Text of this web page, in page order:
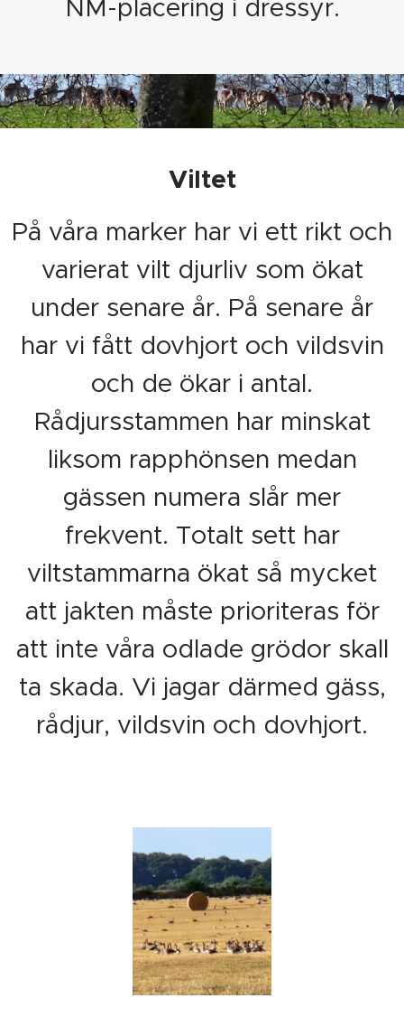
NM-placering i dressyr.
Viltet
På våra marker har vi ett rikt och
varierat vilt djurliv som ökat
under senare år. På senare år
har vi fått dovhjort och vildsvin
och de ökar i antal.
Rådjursstammen har minskat
liksom rapphönsen medan
gässen numera slår mer
frekvent. Totalt sett har
viltstammarna ökat så mycket
att jakten måste prioriteras för
att inte våra odlade grödor skall
ta skada. Vi jagar därmed gäss,
rådjur, vildsvin och dovhjort.